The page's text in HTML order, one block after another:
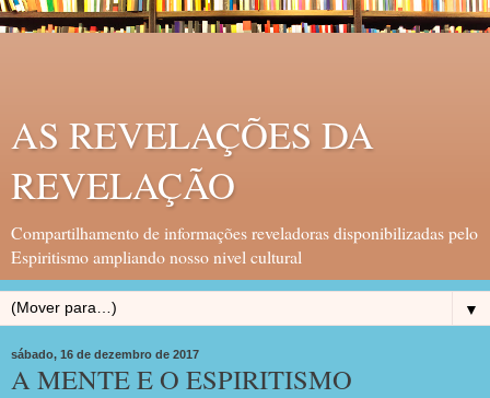
AS REVELAÇÕES DA
REVELAÇÃO
Compartilhamento de informações reveladoras disponibilizadas pelo
Espiritismo ampliando nosso nivel cultural
▼
sábado, 16 de dezembro de 2017
A MENTE E O ESPIRITISMO